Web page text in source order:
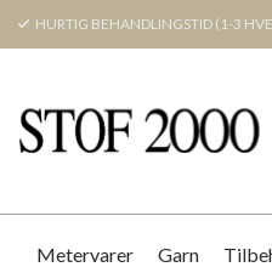
HURTIG BEHANDLINGSTID (1-3
Metervarer Garn